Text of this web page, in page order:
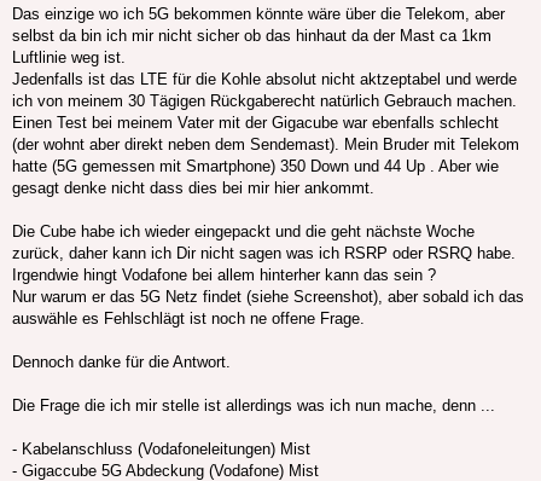
Das einzige wo ich 5G bekommen könnte wäre über die Telekom, aber
selbst da bin ich mir nicht sicher ob das hinhaut da der Mast ca 1km
Luftlinie weg ist.
Jedenfalls ist das LTE für die Kohle absolut nicht aktzeptabel und werde
ich von meinem 30 Tägigen Rückgaberecht natürlich Gebrauch machen.
Einen Test bei meinem Vater mit der Gigacube war ebenfalls schlecht
(der wohnt aber direkt neben dem Sendemast). Mein Bruder mit Telekom
hatte (5G gemessen mit Smartphone) 350 Down und 44 Up . Aber wie
gesagt denke nicht dass dies bei mir hier ankommt.
Die Cube habe ich wieder eingepackt und die geht nächste Woche
zurück, daher kann ich Dir nicht sagen was ich RSRP oder RSRQ habe.
Irgendwie hingt Vodafone bei allem hinterher kann das sein ?
Nur warum er das 5G Netz findet (siehe Screenshot), aber sobald ich das
auswähle es Fehlschlägt ist noch ne offene Frage.
Dennoch danke für die Antwort.
Die Frage die ich mir stelle ist allerdings was ich nun mache, denn ...
- Kabelanschluss (Vodafoneleitungen) Mist
- Gigaccube 5G Abdeckung (Vodafone) Mist